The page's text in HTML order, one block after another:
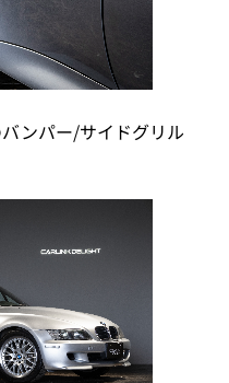
ンパー/サイドグリル